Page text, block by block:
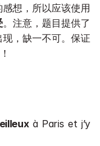
想，所以应该使用
。注意，题目提供了
现，缺一不可。保证
à Paris et j’y